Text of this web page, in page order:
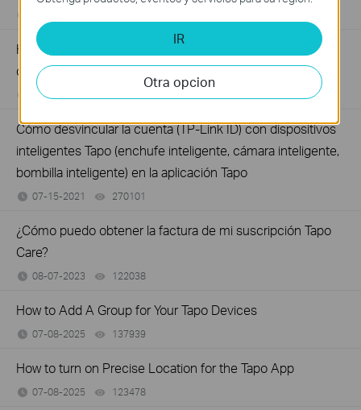
How to use the Pan & Tilt function of the Tapo / Kasa
cameras on the Tapo App
07-08-2025
Cómo desvincular la cuenta (TP-Link ID) con dispositivos
inteligentes Tapo (enchufe inteligente, cámara inteligente,
bombilla inteligente) en la aplicación Tapo
07-15-2021 270101
¿Cómo puedo obtener la factura de mi suscripción Tapo
Care?
08-07-2023 122038
How to Add A Group for Your Tapo Devices
07-08-2025 137939
How to turn on Precise Location for the Tapo App
07-08-2025 123478
IR
Otra opcion